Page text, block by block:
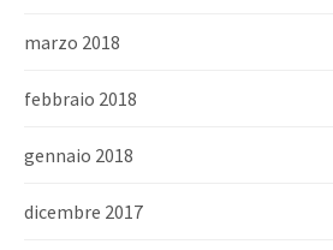
marzo 2018
febbraio 2018
gennaio 2018
dicembre 2017